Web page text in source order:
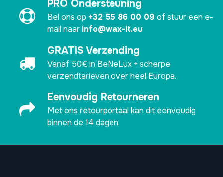
PRO Ondersteuning
Bel ons op +32 55 86 00 09 of stuur een e-
mail naar info@wax-it.eu
GRATIS Verzending
Vanaf 50€ in BeNeLux + scherpe
verzendtarieven over heel Europa.
Eenvoudig Retourneren
Met ons retourportaal kan dit eenvoudig
binnen de 14 dagen.